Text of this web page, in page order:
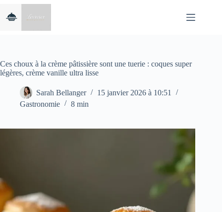
contenu
Ces choux à la crème pâtissière sont une tuerie : coques super
légères, crème vanille ultra lisse
Sarah Bellanger
15 janvier 2026 à 10:51
Gastronomie
8 min